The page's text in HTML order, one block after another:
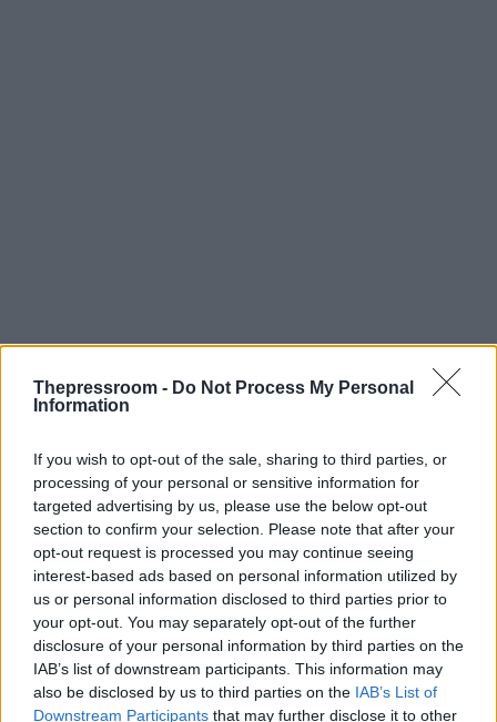
Thepressroom - Do Not Process My Personal
Information
If you wish to opt-out of the sale, sharing to third parties, or
processing of your personal or sensitive information for
targeted advertising by us, please use the below opt-out
section to confirm your selection. Please note that after your
opt-out request is processed you may continue seeing
interest-based ads based on personal information utilized by
us or personal information disclosed to third parties prior to
your opt-out. You may separately opt-out of the further
disclosure of your personal information by third parties on the
IAB’s list of downstream participants. This information may
also be disclosed by us to third parties on the IAB’s List of
Downstream Participants that may further disclose it to other
Υπενθυμίζεται ότι τον Μάρτιο η αμερικανική
κυβέρνηση είχε προχωρήσει σε προσωρινές